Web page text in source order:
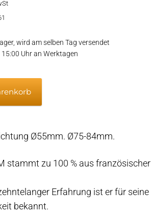
wird am selben Tag versendet
15:00 Uhr an Werktagen
Ø55mm. Ø75-84mm.
stammt zu 100 % aus französischer
Erfahrung ist er für seine
bekannt.